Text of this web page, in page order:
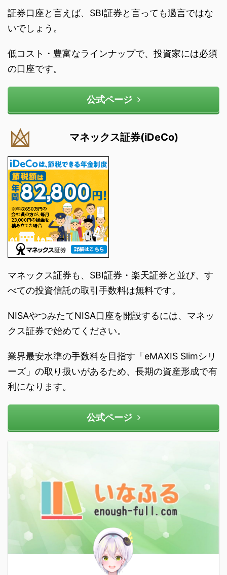
証券口座と言えば、SBI証券と言っても過言ではな
いでしょう。
低コスト・豊富なラインナップで、投資家には必須
の口座です。
公式ページ
マネックス証券(iDeCo)
マネックス証券も、SBI証券・楽天証券と並び、す
べての投資信託の取引手数料は無料です。
NISAやつみたてNISA口座を開設するには、マネッ
クス証券で始めてください。
業界最安水準の手数料を目指す「eMAXIS Slimシリ
ーズ」の取り扱いがあるため、長期の資産形成で有
利になります。
公式ページ